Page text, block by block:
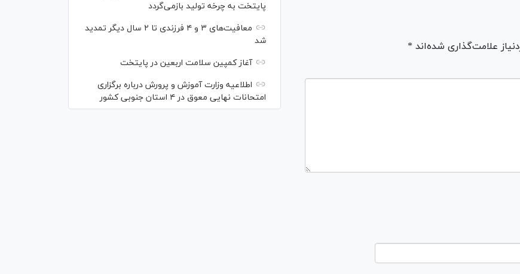
علامت‌گذاری شده‌اند *
پایتخت به چرخه تولید بازمی‌گردد
معافیت‌های ۳ و ۴ فرزندی تا ۲ سال دیگر تمدید
شد
آغاز کمپین سلامت اربعین در پایتخت
اطلاعیه وزارت آموزش و پرورش درباره برگزاری
امتحانات نهایی معوق در ۴ استان جنوبی کشور